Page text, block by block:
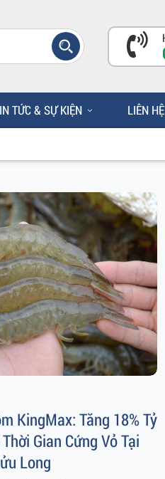
TỨC & SỰ KIỆN LIÊN HỆ
KingMax: Tăng 18% Tỷ
Gian Cứng Vỏ Tại
Long